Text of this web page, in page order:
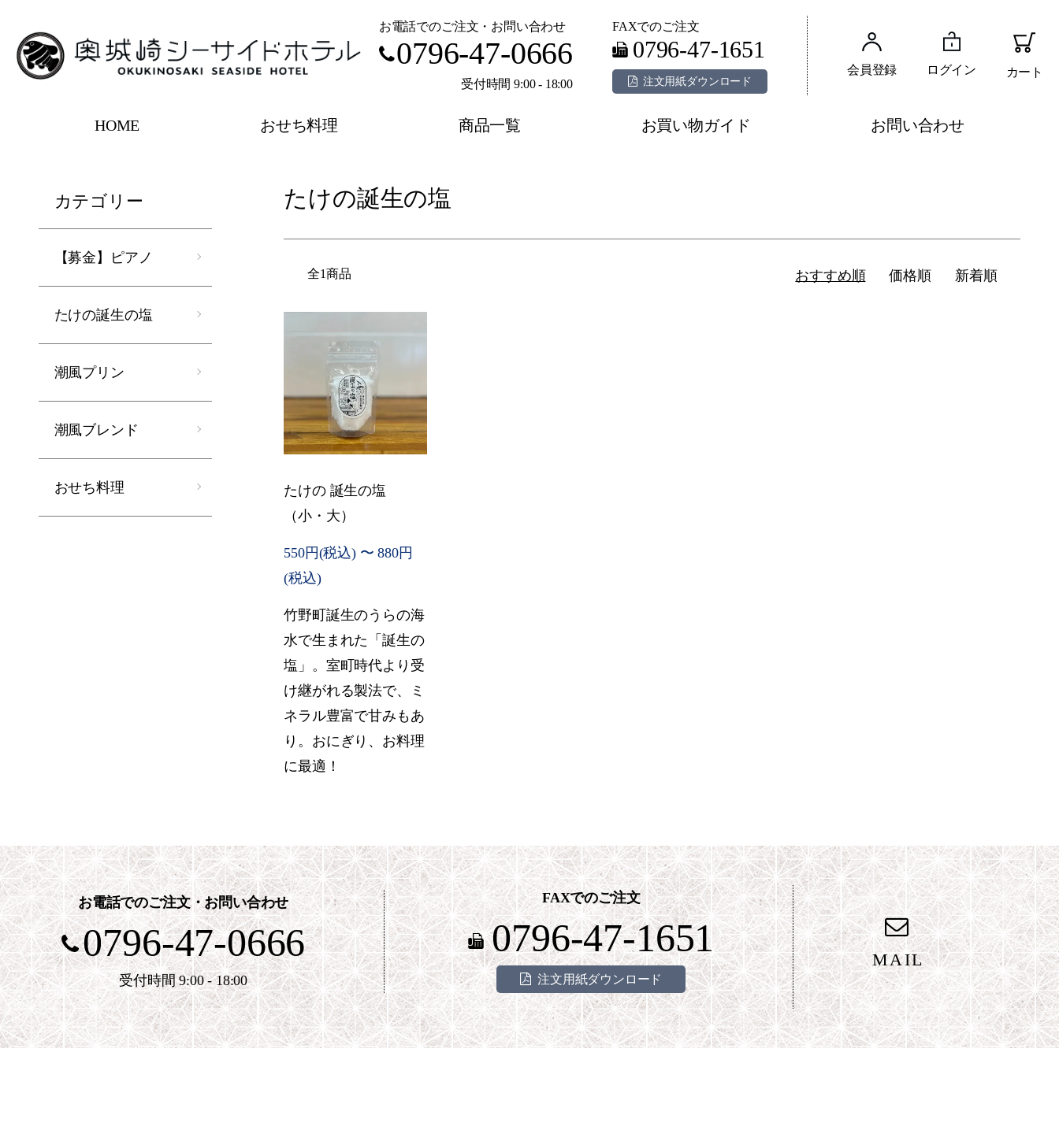
お電話でのご注文・お問い合わせ
0796-47-0666
受付時間 9:00 - 18:00
FAXでのご注文
0796-47-1651
注文用紙ダウンロード
会員登録 ログイン カート
HOME おせち料理 商品一覧 お買い物ガイド お問い合わせ
たけの誕生の塩
全1商品 おすすめ順 価格順 新着順
たけの 誕生の塩
（小・大）
550円(税込) 〜 880円
(税込)
竹野町誕生のうらの海
水で生まれた「誕生の
塩」。室町時代より受
け継がれる製法で、ミ
ネラル豊富で甘みもあ
り。おにぎり、お料理
に最適！
カテゴリー
【募金】ピアノ
たけの誕生の塩
潮風プリン
潮風ブレンド
おせち料理
お電話でのご注文・お問い合わせ
0796-47-0666
受付時間 9:00 - 18:00
FAXでのご注文
0796-47-1651
注文用紙ダウンロード
MAIL